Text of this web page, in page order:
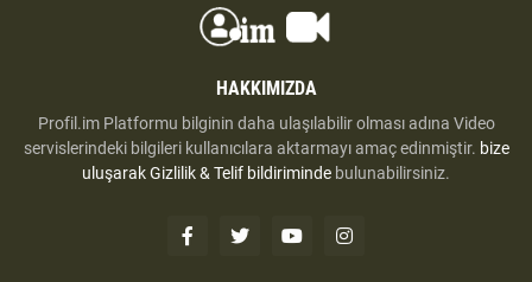
HAKKIMIZDA
Profil.im Platformu bilginin daha ulaşılabilir olması adına Video
servislerindeki bilgileri kullanıcılara aktarmayı amaç edinmiştir. bize
uluşarakGizlilik & Telif bildiriminde bulunabilirsiniz.